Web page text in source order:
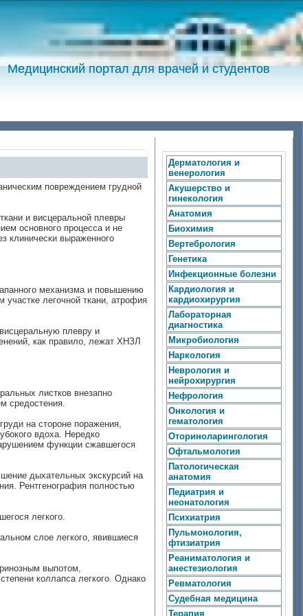
Медицинский портал для врачей и студентов
повреждением грудной
и висцеральной плевры
основного процесса и не
клинически выраженного
механизма и повышению
легочной ткани, атрофия
плевру и
как правило, лежат ХНЗЛ
листков внезапно
средостения.
на стороне поражения,
вдоха. Нередко
функции сжавшегося
дыхательных экскурсий на
Рентгенография полностью
легкого.
слое легкого, явившиеся
выпотом,
коллапса легкого. Однако
Дерматология и
венерология
Акушерство и
гинекология
Анатомия
Биохимия
Вертебрология
Генетика
Инфекционные болезни
Кардиология и
кардиохирургия
Лабораторная
диагностика
Микробиология
Наркология
Неврология и
нейрохирургия
Нефрология
Онкология и
гематология
Оториноларингология
Офтальмология
Патологическая
анатомия
Педиатрия и
неонатология
Психиатрия
Пульмонология,
фтизиатрия
Реаниматология и
анестезиология
Ревматология
Судебная медицина
Терапия